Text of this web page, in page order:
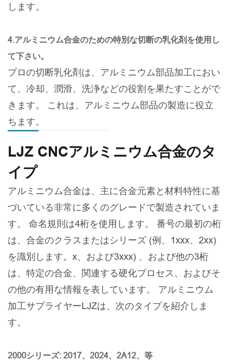
します。
4.アルミニウム合金のための特別な切断の乳化剤を使用し
て下さい。
プロの切断乳化剤は、アルミニウム部品加工におい
て、冷却、潤滑、洗浄などの役割を果たすことがで
きます。 これは、アルミニウム部品の製造に役立
ちます。
LJZ CNCアルミニウム合金のタ
イプ
アルミニウム合金は、主に合金元素と材料特性に基
づいている非常に多くのグレードで製造されていま
す。 命名規則は4桁を使用します。 番号の最初の桁
は、合金のクラスまたはシリーズ (例、1xxx、2xx)
を識別します。x、および3xxx) 、および他の3桁
は、特定の合金、関連する硬化プロセス、およびそ
の他の有用な情報を表しています。 アルミニウム
加工サプライヤーLJZは、次のタイプを紹介しま
す。
2000シリーズ: 2017、2024、2A12、等